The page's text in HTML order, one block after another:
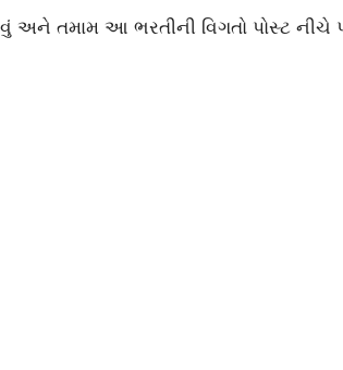
તમામ આ ભરતીની વિગતો પોસ્ટ નીચે